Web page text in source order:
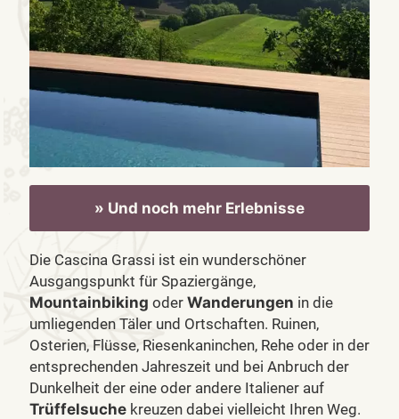
» Und noch mehr Erlebnisse
Die Cascina Grassi ist ein wunderschöner
Ausgangspunkt für Spaziergänge,
Mountainbiking oder Wanderungen in die
umliegenden Täler und Ortschaften. Ruinen,
Osterien, Flüsse, Riesenkaninchen, Rehe oder in der
entsprechenden Jahreszeit und bei Anbruch der
Dunkelheit der eine oder andere Italiener auf
Trüffelsuche kreuzen dabei vielleicht Ihren Weg.